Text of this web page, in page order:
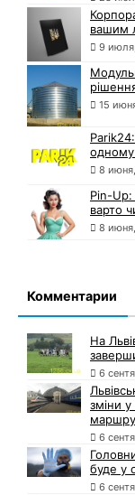
вашим
9
15
одному
8
Pin-Up:
варто
8
Комментарии
На
6
зміни у
6
буде у
6